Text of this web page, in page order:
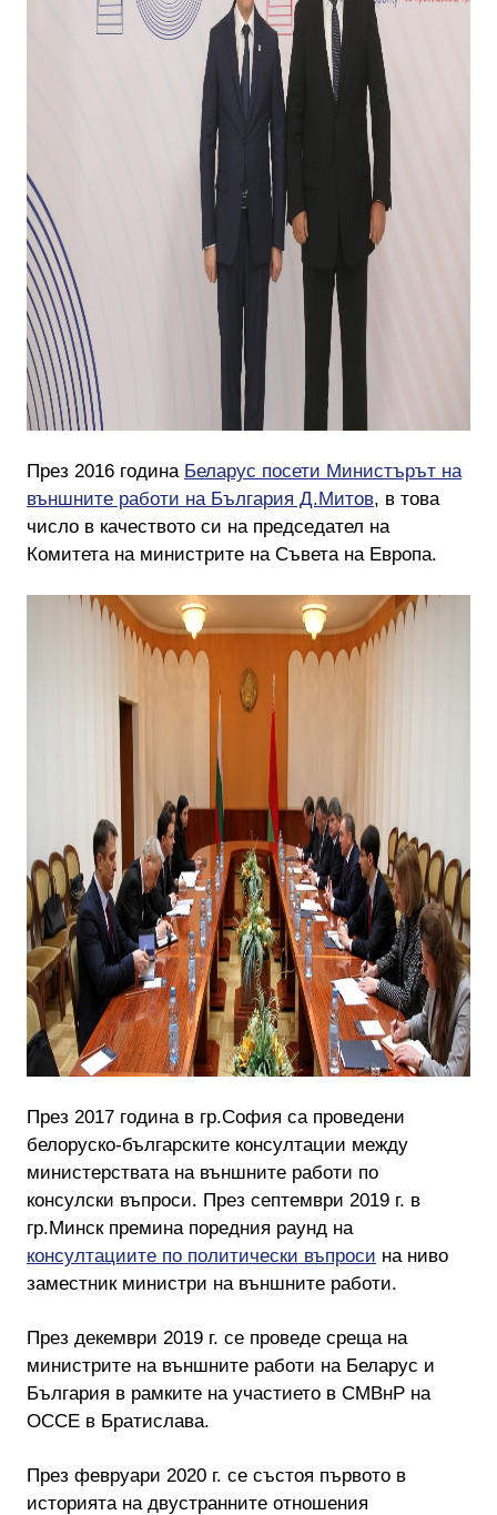
През 2016 година Беларус посети Министърът на
външните работи на България Д.Митов, в това
число в качеството си на председател на
Комитета на министрите на Съвета на Европа.
През 2017 година в гр.София са проведени
белоруско-българските консултации между
министерствата на външните работи по
консулски въпроси. През септември 2019 г. в
гр.Минск премина поредния раунд на
консултациите по политически въпроси на ниво
заместник министри на външните работи.
През декември 2019 г. се проведе среща на
министрите на външните работи на Беларус и
България в рамките на участието в СМВнР на
ОССЕ в Братислава.
През февруари 2020 г. се състоя първото в
историята на двустранните отношения